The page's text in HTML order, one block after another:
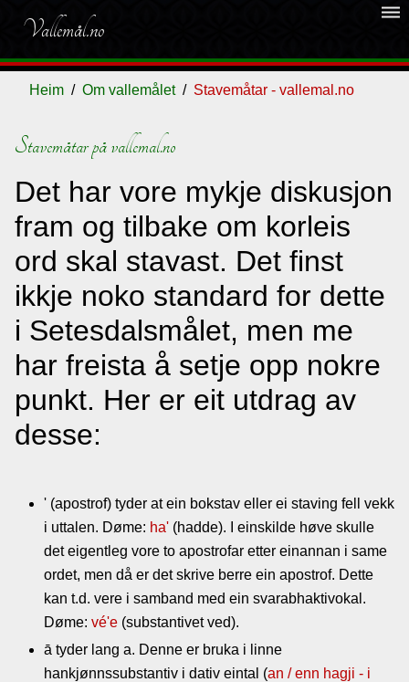
Vallemål.no
dehaze
Heim Om vallemålet Stavemåtar - vallemal.no
Stavemåtar på vallemal.no
Det har vore mykje diskusjon
fram og tilbake om korleis
ord skal stavast. Det finst
ikkje noko standard for dette
i Setesdalsmålet, men me
har freista å setje opp nokre
punkt. Her er eit utdrag av
desse:
' (apostrof) tyder at ein bokstav eller ei staving fell vekk
i uttalen. Døme: ha' (hadde). I einskilde høve skulle
det eigentleg vore to apostrofar etter einannan i same
ordet, men då er det skrive berre ein apostrof. Dette
kan t.d. vere i samband med ein svarabhaktivokal.
Døme: vé'e (substantivet ved).
ā tyder lang a. Denne er bruka i linne
hankjønnssubstantiv i dativ eintal (an / enn hagji - i
Ordliste
Om
vallemålet
Gjestebok
Nyhende
Lenkjer
Kontakt
oss